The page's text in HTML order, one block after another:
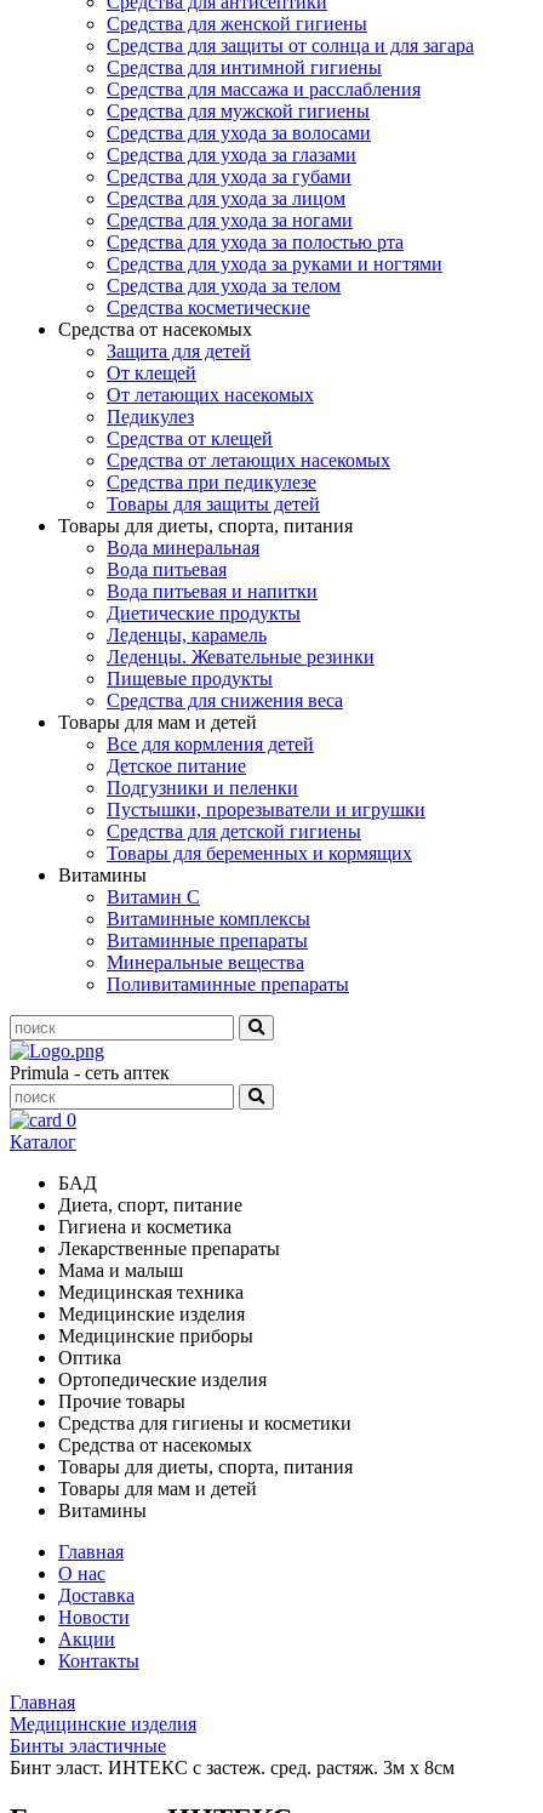
Средства для женской гигиены
Средства для защиты от солнца и для загара
Средства для интимной гигиены
Средства для массажа и расслабления
Средства для мужской гигиены
Средства для ухода за волосами
Средства для ухода за глазами
Средства для ухода за губами
Средства для ухода за лицом
Средства для ухода за ногами
Средства для ухода за полостью рта
Средства для ухода за руками и ногтями
Средства для ухода за телом
Средства косметические
Средства от насекомых
Защита для детей
От клещей
От летающих насекомых
Педикулез
Средства от клещей
Средства от летающих насекомых
Средства при педикулезе
Товары для защиты детей
Товары для диеты, спорта, питания
Вода минеральная
Вода питьевая
Вода питьевая и напитки
Диетические продукты
Леденцы, карамель
Леденцы. Жевательные резинки
Пищевые продукты
Средства для снижения веса
Товары для мам и детей
Все для кормления детей
Детское питание
Подгузники и пеленки
Пустышки, прорезыватели и игрушки
Средства для детской гигиены
Товары для беременных и кормящих
Витамины
Витамин С
Витаминные комплексы
Витаминные препараты
Минеральные вещества
Поливитаминные препараты
Primula - сеть аптек
0
Каталог
БАД
Диета, спорт, питание
Гигиена и косметика
Лекарственные препараты
Мама и малыш
Медицинская техника
Медицинские изделия
Медицинские приборы
Оптика
Ортопедические изделия
Прочие товары
Средства для гигиены и косметики
Средства от насекомых
Товары для диеты, спорта, питания
Товары для мам и детей
Витамины
Главная
О нас
Доставка
Новости
Акции
Контакты
Главная
Медицинские изделия
Бинты эластичные
Бинт эласт. ИНТЕКС с застеж. сред. растяж. 3м х 8см